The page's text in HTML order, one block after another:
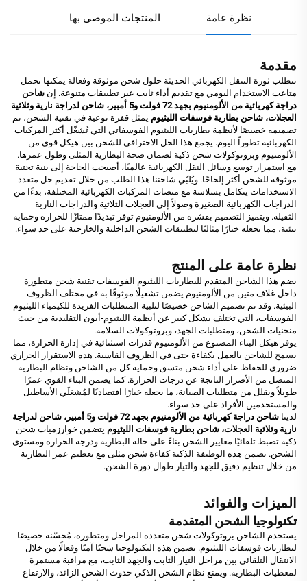
نظرة عامة المنتجات الموصى بها
مقدمة
تتطلب ثورة التنقل الكهربائي الحديثة حلول شحن موثوقة وفعالة يمكنها تحمل
متاعب الاستخدام اليومي مع تقديم أداء ثابت عبر تطبيقات متنوعة. إن شاحن
دراجة كهربائية من الألومنيوم بجهد 72 فولت و5 أمبير، شاحن لدراجة نارية وثلاثية
العجلات، شاحن بطارية فوسفات الليثيوم يمثل قفزة نوعية في تقنية الشحن، تم
تصميمه خصيصًا لأنظمة بطاريات الليثيوم الفوسفاتي التي تُشغّل أكثر المركبات
الكهربائية تطوراً اليوم. يجمع هذا الحل الاحترافي للشحن بين هيكل قوي من
الألومنيوم وبروتوكولات شحن ذكية لضمان صحة البطارية المثلى وطول عمرها.
مع استمرار توسع وسائل النقل الكهربائية عالميًا، أصبحت الحاجة إلى بنية تحتية
موثوقة للشحن أكثر إلحاحًا. ويُلبّي شاحننا هذا الطلب من خلال تقديم حل متعدد
الاستخدامات يتكامل بسلاسة مع منصات المركبات الكهربائية المختلفة، بدءًا من
الدراجات الكهربائية الصغيرة وصولاً إلى العجلات الثلاثية والدراجات النارية
الثقيلة. ويتميز التصميم بقشرة من الألومنيوم توفر تبديدًا ممتازًا للحرارة وحماية
بيئية، مما يجعله خيارًا مثاليًا لتطبيقات الشحن الداخلية والخارجية على حد سواء.
نظرة عامة على المنتج
يضم هذا الشاحن المتقدم للبطاريات الليثيوم الفوسفات تقنية شحن متطورة
داخل غلاف متين من الألومنيوم يضمن تشغيلًا موثوقًا به في مختلف الظروف
البيئية. وقد تم تصميم الشاحن خصيصًا لتلبية المتطلبات الفريدة للكيمياء الليثيوم
الفوسفات، التي تختلف بشكل كبير عن أنظمة الليثيوم-أيون التقليدية من حيث
منحنيات الشحن، ومتطلبات الجهد، وبروتوكولات السلامة.
يوفر هيكل البناء المصنوع من الألومنيوم قدرات استثنائية في إدارة الحرارة، مما
يسمح للشاحن بالعمل بكفاءة حتى في الظروف القاسية. هذه الاستقرار الحراري
ضروري للحفاظ على أداء شحن متسق وحماية كل من الشاحن ونظام البطارية
المتصل من الأضرار الناتجة عن درجات الحرارة. كما يضمن البناء القوي عمرًا
طويلاً ويقلل من متطلبات الصيانة، ما يجعله خيارًا اقتصاديًا لمُشغلَي الأساطيل
والمستخدمين الأفراد على حد سواء.
لدينا
شاحن دراجة كهربائية من الألومنيوم بجهد 72 فولت و5 أمبير، شاحن لدراجة
نارية وثلاثية العجلات، شاحن بطارية فوسفات الليثيوم يتضمن خوارزميات شحن
ذكية تضبط تلقائيًا معايير الشحن بناءً على حالة البطارية ودرجة الحرارة ومستوى
الشحن. تضمن هذه الوظيفة الذكية كفاءة شحن مثلى مع تعظيم عمر البطارية
من خلال تنظيم دقيق للجهد والتيار طوال دورة الشحن.
الميزات والفوائد
تكنولوجيا الشحن المتقدمة
يستخدم الشاحن بروتوكولات شحن متعددة المراحل ومتطورة، مُحسّنة خصيصًا
لبطاريات فوسفات الليثيوم. تضمن هذه التكنولوجيا شحنًا آمنًا وفعالًا من خلال
الانتقال التلقائي بين مراحل التيار الثابت والجهد الثابت، مع مراقبة مستمرة
لمعطيات البطارية. ويمنع نظام الشحن الذكي حدوث الشحن الزائد، والارتفاع